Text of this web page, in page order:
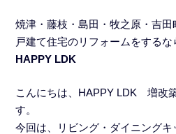
焼津・藤枝・島田・牧之原・吉
戸建て住宅のリフォームをするな
HAPPY LDK
こんにちは、HAPPY LDK 増改
す。
今回は、リビング・ダイニング